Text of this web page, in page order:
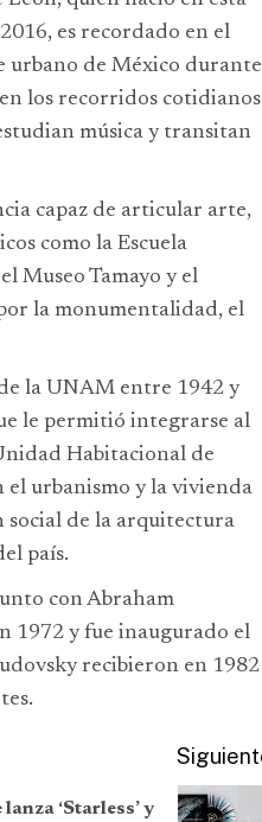
es recordado en el
urbano de México durante
los recorridos cotidianos
música y transitan
capaz de articular arte,
como la Escuela
Museo Tamayo y el
la monumentalidad, el
la UNAM entre 1942 y
le permitió integrarse al
Habitacional de
el urbanismo y la vivienda
social de la arquitectura
país.
con Abraham
1972 y fue inaugurado el
recibieron en 1982
‘Starless’ y